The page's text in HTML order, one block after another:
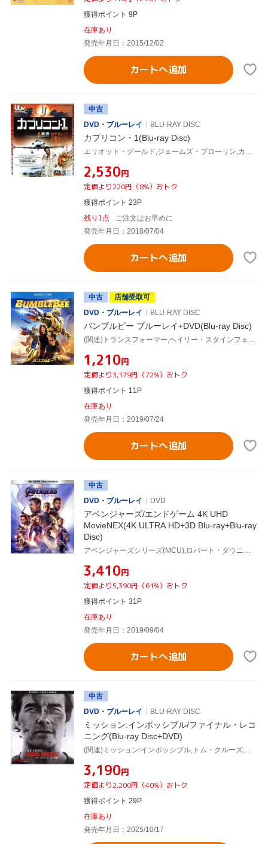
獲得ポイント 9P
在庫あり
発売年月日：2015/12/02
カートへ追加
中古
DVD・ブルーレイ
BLU-RAY DISC
カプリコン・1(Blu-ray Disc)
¥2,530円
定価より220円（8%）おトク
獲得ポイント 23P
残り1点
ご注文はお早めに
発売年月日：2018/07/04
カートへ追加
中古
店舗受取可
DVD・ブルーレイ
BLU-RAY DISC
バンブルビー ブルーレイ+DVD(Blu-ray Disc)
¥1,210円
定価より3,179円（72%）おトク
獲得ポイント 11P
在庫あり
発売年月日：2019/07/24
カートへ追加
中古
DVD・ブルーレイ
DVD
アベンジャーズ/エンドゲーム 4K UHD
MovieNEX(4K ULTRA HD+3D Blu-ray+Blu-ray
Disc)
¥3,410円
定価より5,390円（61%）おトク
獲得ポイント 31P
在庫あり
発売年月日：2019/09/04
カートへ追加
中古
DVD・ブルーレイ
BLU-RAY DISC
ミッション:インポッシブル/ファイナル・レコ
ニング(Blu-ray Disc+DVD)
¥3,190円
定価より2,200円（40%）おトク
獲得ポイント 29P
在庫あり
発売年月日：2025/10/17